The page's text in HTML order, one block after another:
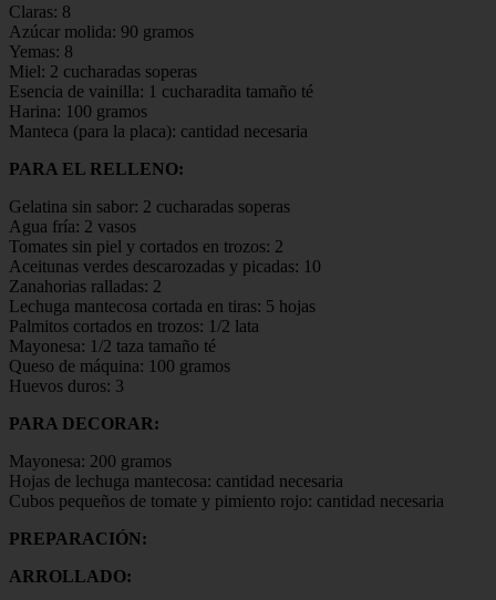
Claras: 8
Azúcar molida: 90 gramos
Yemas: 8
Miel: 2 cucharadas soperas
Esencia de vainilla: 1 cucharadita tamaño té
Harina: 100 gramos
Manteca (para la placa): cantidad necesaria
PARA EL RELLENO:
Gelatina sin sabor: 2 cucharadas soperas
Agua fría: 2 vasos
Tomates sin piel y cortados en trozos: 2
Aceitunas verdes descarozadas y picadas: 10
Zanahorias ralladas: 2
Lechuga mantecosa cortada en tiras: 5 hojas
Palmitos cortados en trozos: 1/2 lata
Mayonesa: 1/2 taza tamaño té
Queso de máquina: 100 gramos
Huevos duros: 3
PARA DECORAR:
Mayonesa: 200 gramos
Hojas de lechuga mantecosa: cantidad necesaria
Cubos pequeños de tomate y pimiento rojo: cantidad necesaria
PREPARACIÓN:
ARROLLADO: